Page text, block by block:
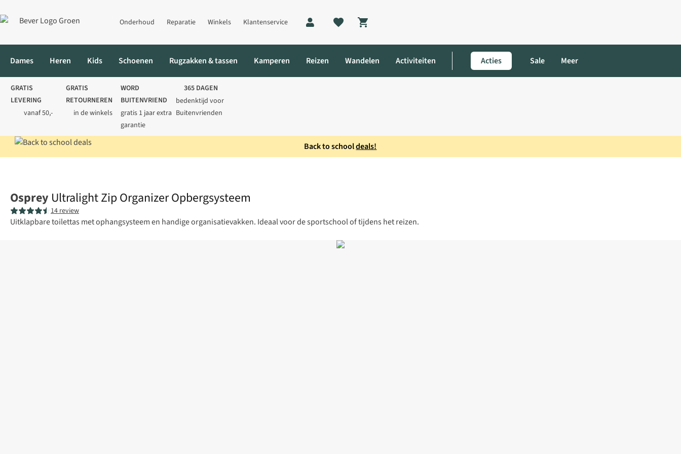
Onderhoud Reparatie Winkels Klantenservice
Shopping cart
Dames Heren Kids Schoenen Rugzakken & tassen Kamperen Reizen Wandelen Activiteiten Acties Sale Meer
GRATIS
LEVERING
vanaf 50,-
GRATIS
RETOURNEREN
in de winkels
WORD
BUITENVRIEND
gratis 1 jaar extra
garantie
365 DAGEN
bedenktijd voor
Buitenvrienden
Back to schooldeals!
Osprey Ultralight Zip Organizer Opbergsysteem
14 review
Uitklapbare toilettas met ophangsysteem en handige organisatievakken. Ideaal voor de sportschool of tijdens het reizen.